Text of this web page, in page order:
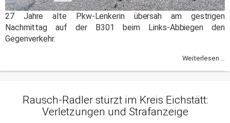
27 Jahre alte Pkw-Lenkerin übersah am gestrigen
Nachmittag auf der B301 beim Links-Abbiegen den
Gegenverkehr.
Weiterlesen ...
Rausch-Radler stürzt im Kreis Eichstätt:
Verletzungen und Strafanzeige